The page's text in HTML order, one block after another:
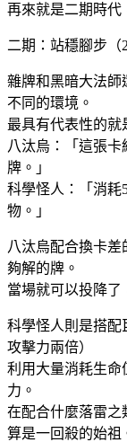
再來就是二期時代
二期：站穩腳步（
雜牌和黑暗大法師
不同的環境。
最具有代表性的就
八汰烏：「這張
牌。」
科學怪人：「消耗
物。」
八汰烏配合換卡
夠解的牌。
當場就可以投降了
科學怪人則是搭配
攻擊力兩倍）
利用大量消耗生命
力。
在配合什麼落雷之
算是一回殺的始祖